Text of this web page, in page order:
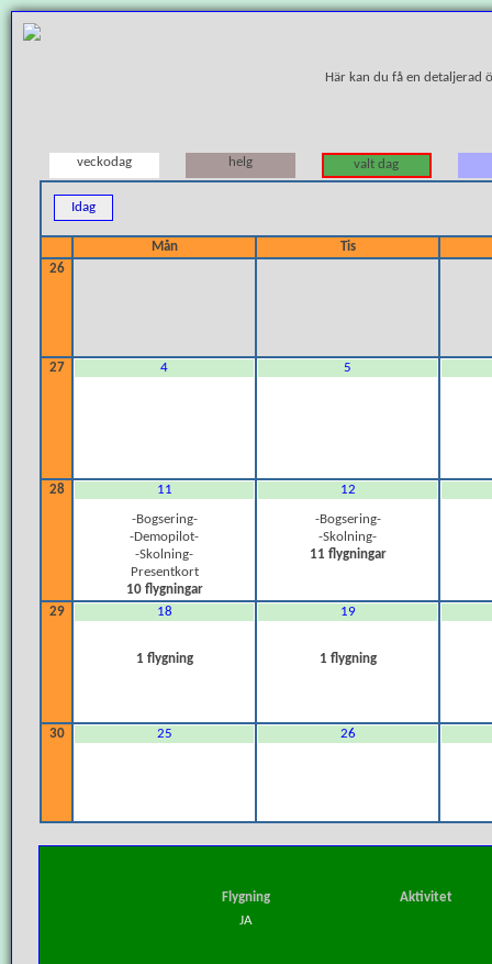
Här kan du få en detaljerad
veckodag helg valt dag
Idag
Mån
Tis
26
27 4 5
28 11
-Bogsering-
-Demopilot-
-Skolning-
Presentkort
10 flygningar
12
-Bogsering-
-Skolning-
11 flygningar
29 18
1 flygning
19
1 flygning
30 25 26
Flygning
Aktivitet
JA